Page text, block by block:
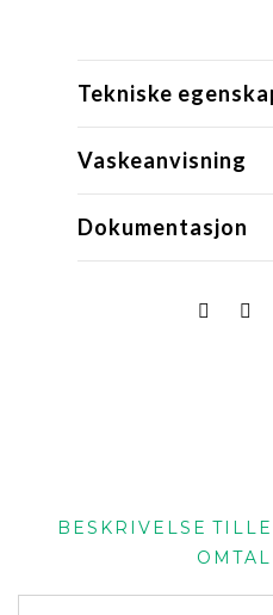
Tekniske
Vaskeanvisning
Dokumentasjon
BESKRIVELSE